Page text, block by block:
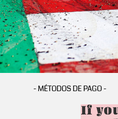
- MÉTODOS DE PAGO -